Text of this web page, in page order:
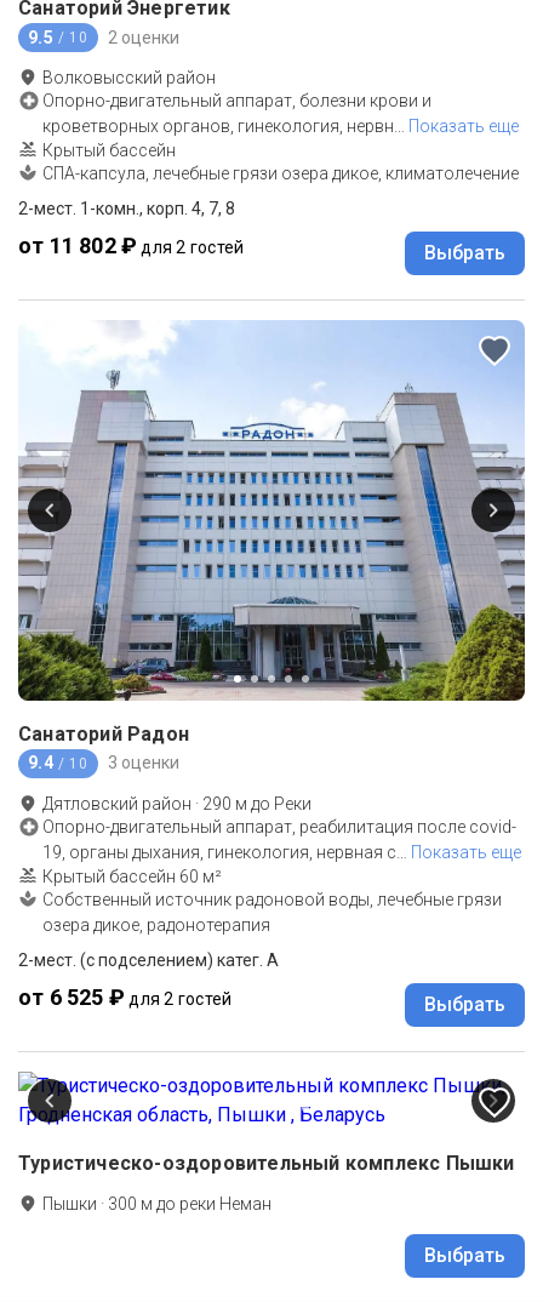
Санаторий Энергетик
9.5 / 10 2 оценки
Волковысский район
Опорно-двигательный аппарат, болезни крови и
кроветворных органов, гинекология, нервн
Показать еще
Крытый бассейн
СПА-капсула, лечебные грязи озера дикое, климатолечение
2-мест. 1-комн., корп. 4, 7, 8
от 11 802 ₽ для 2 гостей Выбрать
Санаторий Радон
9.4 / 10 3 оценки
Дятловский район · 290 м до Реки
Опорно-двигательный аппарат, реабилитация после covid-
19, органы дыхания, гинекология, нервная с
Показать еще
Крытый бассейн 60 м²
Собственный источник радоновой воды, лечебные грязи
озера дикое, радонотерапия
2-мест. (с подселением) катег. А
от 6 525 ₽ для 2 гостей Выбрать
Туристическо-оздоровительный комплекс Пышки
Пышки · 300 м до реки Неман
Выбрать